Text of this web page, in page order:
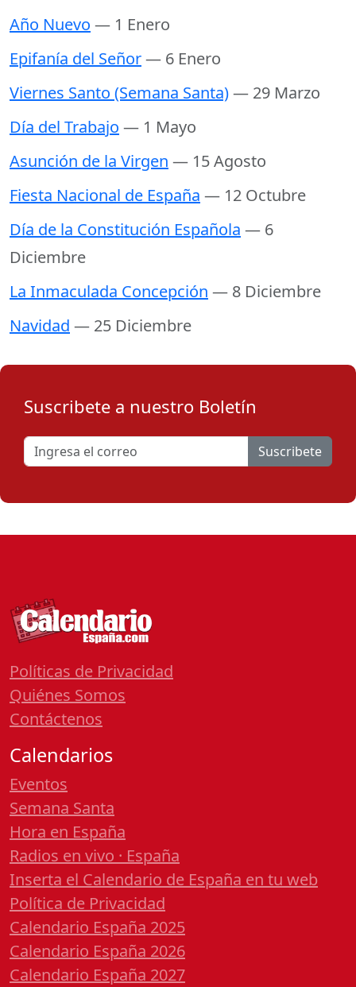
Año Nuevo — 1 Enero
Epifanía del Señor— 6 Enero
Viernes Santo (Semana Santa)— 29 Marzo
Día del Trabajo — 1 Mayo
Asunción de la Virgen — 15 Agosto
Fiesta Nacional de España — 12 Octubre
Día de la Constitución Española — 6
Diciembre
La Inmaculada Concepción — 8 Diciembre
Navidad — 25 Diciembre
Suscribete a nuestro Boletín
Suscribete
Políticas de Privacidad
Quiénes Somos
Contáctenos
Calendarios
Eventos
Semana Santa
Hora en España
Radios en vivo · España
Inserta el Calendario de España en tu web
Política de Privacidad
Calendario España 2025
Calendario España 2026
Calendario España 2027